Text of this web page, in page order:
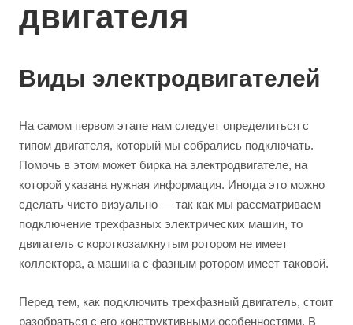
двигателя
Виды электродвигателей
На самом первом этапе нам следует определиться с
типом двигателя, который мы собрались подключать.
Помочь в этом может бирка на электродвигателе, на
которой указана нужная информация. Иногда это можно
сделать чисто визуально — так как мы рассматриваем
подключение трехфазных электрических машин, то
двигатель с короткозамкнутым ротором не имеет
коллектора, а машина с фазным ротором имеет таковой.
Перед тем, как подключить трехфазный двигатель, стоит
разобраться с его конструктивными особенностями. В